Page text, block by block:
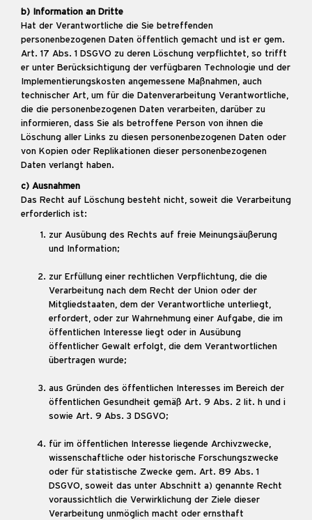
b) Information an Dritte
Hat der Verantwortliche die Sie betreffenden
personenbezogenen Daten öffentlich gemacht und ist er gem.
Art. 17 Abs. 1 DSGVO zu deren Löschung verpflichtet, so trifft
er unter Berücksichtigung der verfügbaren Technologie und der
Implementierungskosten angemessene Maßnahmen, auch
technischer Art, um für die Datenverarbeitung Verantwortliche,
die die personenbezogenen Daten verarbeiten, darüber zu
informieren, dass Sie als betroffene Person von ihnen die
Löschung aller Links zu diesen personenbezogenen Daten oder
von Kopien oder Replikationen dieser personenbezogenen
Daten verlangt haben.
c) Ausnahmen
Das Recht auf Löschung besteht nicht, soweit die Verarbeitung
erforderlich ist:
zur Ausübung des Rechts auf freie Meinungsäußerung
und Information;
zur Erfüllung einer rechtlichen Verpflichtung, die die
Verarbeitung nach dem Recht der Union oder der
Mitgliedstaaten, dem der Verantwortliche unterliegt,
erfordert, oder zur Wahrnehmung einer Aufgabe, die im
öffentlichen Interesse liegt oder in Ausübung
öffentlicher Gewalt erfolgt, die dem Verantwortlichen
übertragen wurde;
aus Gründen des öffentlichen Interesses im Bereich der
öffentlichen Gesundheit gemäß Art. 9 Abs. 2 lit. h und i
sowie Art. 9 Abs. 3 DSGVO;
für im öffentlichen Interesse liegende Archivzwecke,
wissenschaftliche oder historische Forschungszwecke
oder für statistische Zwecke gem. Art. 89 Abs. 1
DSGVO, soweit das unter Abschnitt a) genannte Recht
voraussichtlich die Verwirklichung der Ziele dieser
Verarbeitung unmöglich macht oder ernsthaft